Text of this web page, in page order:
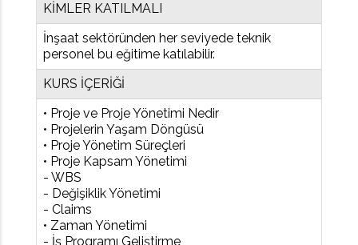
KİMLER KATILMALI
İnşaat sektöründen her seviyede teknik
personel bu eğitime katılabilir.
KURS İÇERİĞİ
• Proje ve Proje Yönetimi Nedir
• Projelerin Yaşam Döngüsü
• Proje Yönetim Süreçleri
• Proje Kapsam Yönetimi
- WBS
- Değişiklik Yönetimi
- Claims
• Zaman Yönetimi
- İş Programı Geliştirme